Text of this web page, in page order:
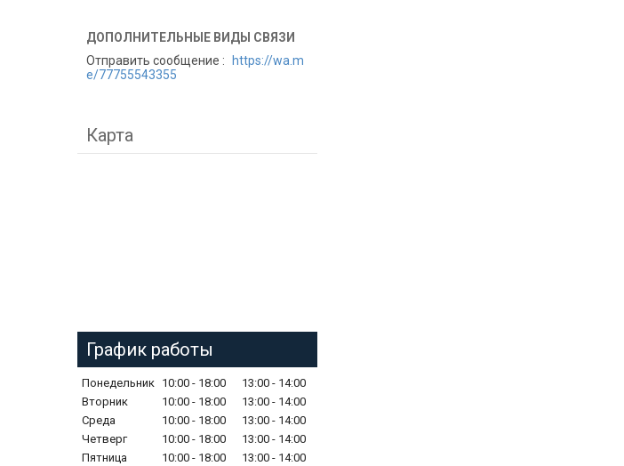
Отправить сообщение
https://wa.m
e/77755543355
Карта
График работы
Понедельник 10:00 18:00 13:00
14:00
Вторник
10:00 18:00 13:00
14:00
Среда
10:00 18:00 13:00
14:00
Четверг
10:00 18:00 13:00
14:00
Пятница
10:00 18:00 13:00
14:00